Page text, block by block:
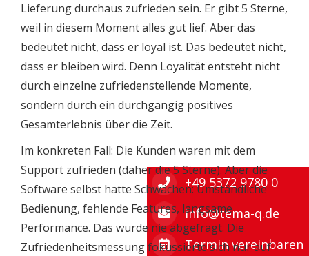
Lieferung durchaus zufrieden sein. Er gibt 5 Sterne,
weil in diesem Moment alles gut lief. Aber das
bedeutet nicht, dass er loyal ist. Das bedeutet nicht,
dass er bleiben wird. Denn Loyalität entsteht nicht
durch einzelne zufriedenstellende Momente,
sondern durch ein durchgängig positives
Gesamterlebnis über die Zeit.
Im konkreten Fall: Die Kunden waren mit dem
Support zufrieden (daher die 5 Sterne). Aber die
Software selbst hatte Schwächen: Umständliche
Bedienung, fehlende Features, langsame
Performance. Das wurde nie abgefragt. Die
Zufriedenheitsmessung fokussierte sich nur auf
+49 5372 9780 0
info@tema-q.de
Termin vereinbaren